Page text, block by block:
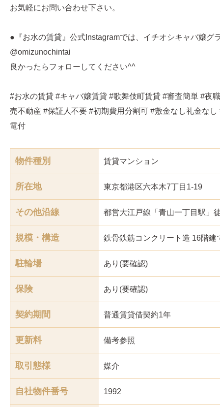
お気軽にお問い合わせ下さい。
●『お水の賃貸』公式Instagramでは、イチオシキャバ嬢グ
@omizunochintai
良かったらフォローしてください^^
#お水の賃貸 #キャバ嬢賃貸 #歌舞伎町賃貸 #審査簡単 #夜
売不動産 #保証人不要 #初期費用分割可 #敷金なし礼金な
電付
物件種別 賃貸マンション
所在地 東京都港区六本木7丁目1-19
その他沿線 都営大江戸線「青山一丁目駅」
規模・構造 鉄骨鉄筋コンクリート造 16階建
駐輪場 あり(要確認)
保険 あり(要確認)
契約期間 普通賃貸借契約1年
更新料 備考参照
取引態様 媒介
自社物件番号 1992